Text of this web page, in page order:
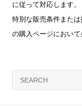
に従って対応します。
特別な販売条件また
の購入ページにおいて